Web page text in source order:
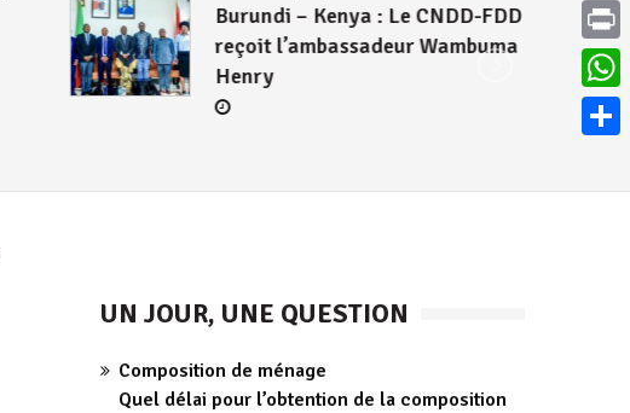
Burundi – Kenya : Le CNDD-FDD
reçoit l’ambassadeur Wambuma
Henry
UN JOUR, UNE QUESTION
Composition de ménage
Quel délai pour l’obtention de la composition
Email
Print